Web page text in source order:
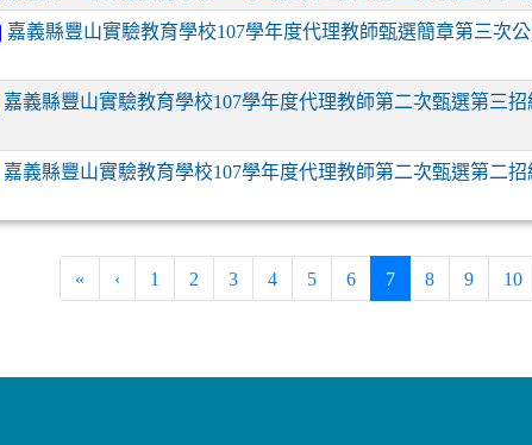
嘉義縣豐山實驗教育學校107學年度代理教師甄選簡章第三次
嘉義縣豐山實驗教育學校107學年度代理教師第二次甄選第三招
嘉義縣豐山實驗教育學校107學年度代理教師第二次甄選第二招
« ‹ 1 2 3 4 5 6 7(current)
8 9 10